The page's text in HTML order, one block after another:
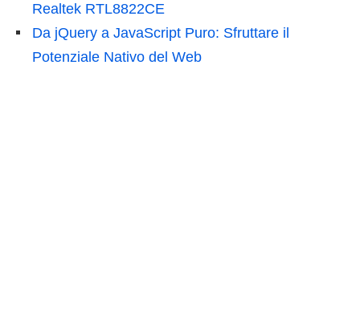
Realtek RTL8822CE
Da jQuery a JavaScript Puro: Sfruttare il
Potenziale Nativo del Web